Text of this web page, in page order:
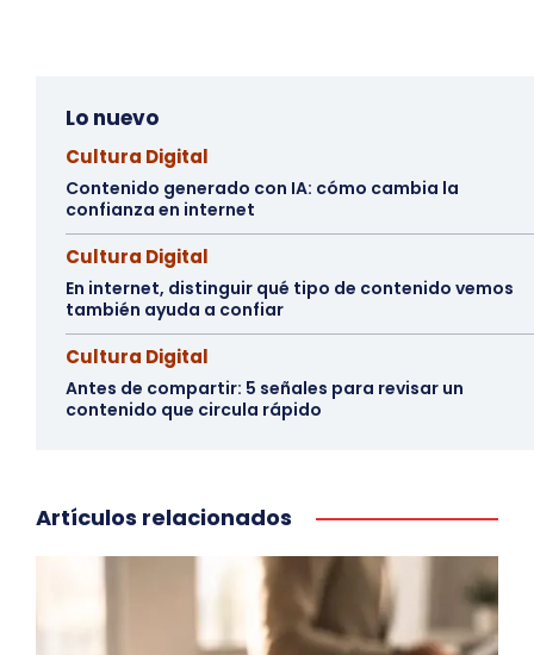
Lo nuevo
Cultura Digital
Contenido generado con IA: cómo cambia la
confianza en internet
Cultura Digital
En internet, distinguir qué tipo de contenido vemos
también ayuda a confiar
Cultura Digital
Antes de compartir: 5 señales para revisar un
contenido que circula rápido
Artículos relacionados